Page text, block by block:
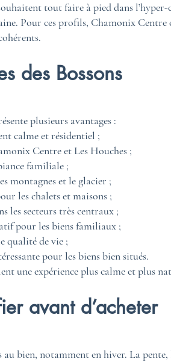
tout faire à pied dans
Pour ces profils, Chamonix
des Bossons
plusieurs avantages :
calme et résidentiel ;
Centre et Les Houches ;
familiale ;
montagnes et le glacier ;
les chalets et maisons ;
les secteurs très centraux ;
pour les biens familiaux ;
qualité de vie ;
pour les biens bien situés.
une expérience plus calme et plus
avant d’acheter
au bien, notamment en hiver. La